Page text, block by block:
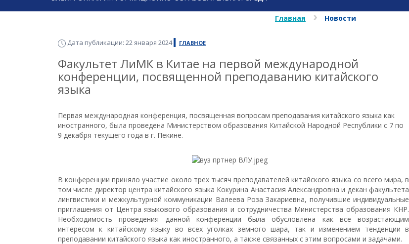
Главная Новости
Дата публикации: 22 января 2024 ГЛАВНОЕ
Факультет ЛиМК в Китае на первой международной
конференции, посвященной преподаванию китайского
языка
Первая международная конференция, посвященная вопросам преподавания китайского языка как
иностранного, была проведена Министерством образования Китайской Народной Республики с 7 по
9 декабря текущего года в г. Пекине.
В конференции приняло участие около трех тысяч преподавателей китайского языка со всего мира, в
том числе директор центра китайского языка Кокурина Анастасия Александровна и декан факультета
лингвистики и межкультурной коммуникации Валеева Роза Закариевна, получившие индивидуальные
приглашения от Центра языкового образования и сотрудничества Министерства образования КНР.
Необходимость проведения данной конференции была обусловлена как все возрастающим
интересом к китайскому языку во всех уголках земного шара, так и изменением тенденции в
преподавании китайского языка как иностранного, а также связанных с этим вопросами и задачами.